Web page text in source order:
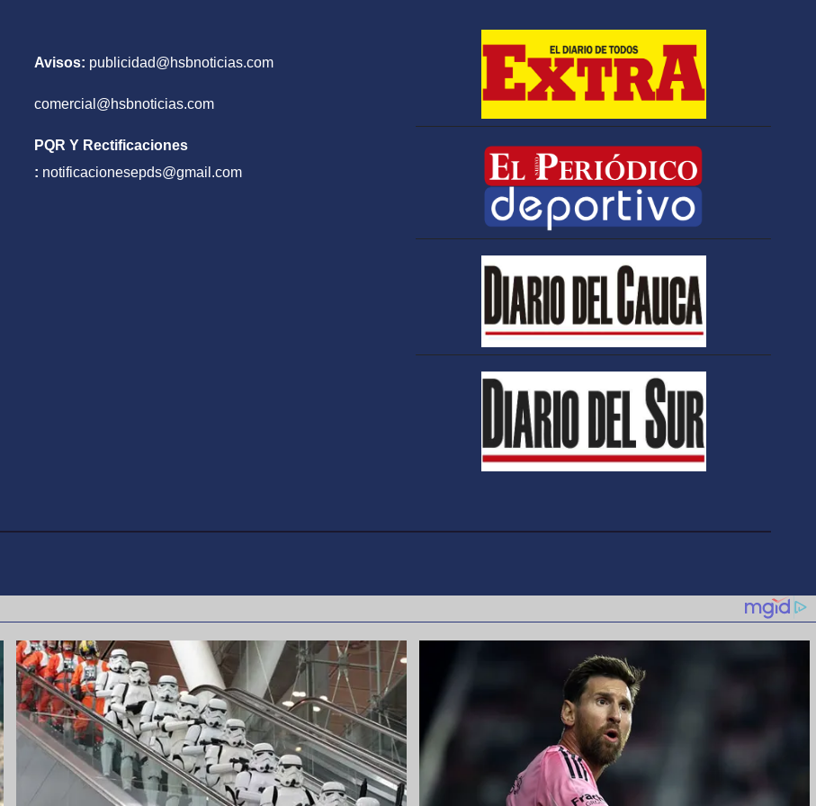
Avisos: publicidad@hsbnoticias.com
comercial@hsbnoticias.com
PQR Y Rectificaciones
: notificacionesepds@gmail.com